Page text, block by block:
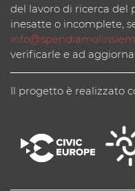
del lavoro di ricerca del
inesatte o incomplete,
verificarle e ad
Il progetto è realizzato